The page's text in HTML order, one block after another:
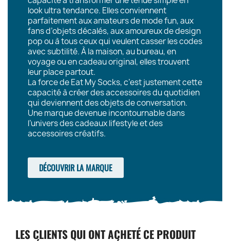
look ultra tendance. Elles conviennent
parfaitement aux amateurs de mode fun, aux
fans d’objets décalés, aux amoureux de design
pop ou à tous ceux qui veulent casser les codes
avec subtilité. À la maison, au bureau, en
voyage ou en cadeau original, elles trouvent
leur place partout.
La force de Eat My Socks, c’est justement cette
capacité à créer des accessoires du quotidien
qui deviennent des objets de conversation.
Une marque devenue incontournable dans
l’univers des cadeaux lifestyle et des
accessoires créatifs.
DÉCOUVRIR LA MARQUE
LES CLIENTS QUI ONT ACHETÉ CE PRODUIT